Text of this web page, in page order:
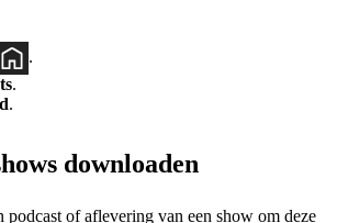
.
.
.
downloaden
podcast of aflevering van een show om deze